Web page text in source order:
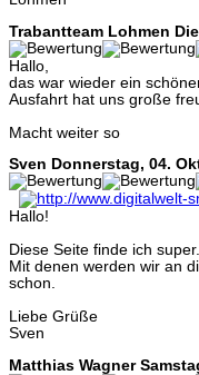
Trabantteam Lohmen
Hallo,
das war wieder ein
Ausfahrt hat uns große
Macht weiter so
Sven Donnerstag, 04.
Hallo!
Diese Seite finde ich
Mit denen werden wir an
schon.
Liebe Grüße
Sven
Matthias Wagner